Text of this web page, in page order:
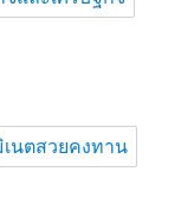
นตสวยคงทาน